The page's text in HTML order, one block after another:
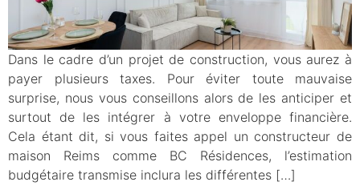
Dans le cadre d’un projet de construction, vous aurez à
payer plusieurs taxes. Pour éviter toute mauvaise
surprise, nous vous conseillons alors de les anticiper et
surtout de les intégrer à votre enveloppe financière.
Cela étant dit, si vous faites appel un constructeur de
maison Reims comme BC Résidences, l’estimation
budgétaire transmise inclura les différentes […]